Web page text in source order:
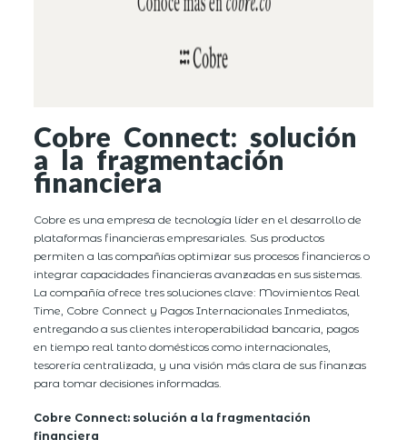
Cobre Connect: solución
a la fragmentación
financiera
Cobre es una empresa de tecnología líder en el desarrollo de
plataformas financieras empresariales. Sus productos
permiten a las compañías optimizar sus procesos financieros o
integrar capacidades financieras avanzadas en sus sistemas.
La compañía ofrece tres soluciones clave: Movimientos Real
Time, Cobre Connect y Pagos Internacionales Inmediatos,
entregando a sus clientes interoperabilidad bancaria, pagos
en tiempo real tanto domésticos como internacionales,
tesorería centralizada, y una visión más clara de sus finanzas
para tomar decisiones informadas.
Cobre Connect: solución a la fragmentación
financiera